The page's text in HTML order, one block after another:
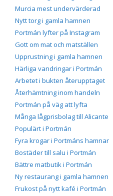
Murcia mest undervärderad
Nytt torg i gamla hamnen
Portmán lyfter på Instagram
Gott om mat och matställen
Upprustning i gamla hamnen
Härliga vandringar i Portmán
Arbetet i bukten återupptaget
Återhämtning inom handeln
Portmán på väg att lyfta
Många lågprisbolag till Alicante
Populärt i Portmán
Fyra krogar i Portmáns hamnar
Bostäder till salu i Portmán
Bättre matbutik i Portmán
Ny restaurang i gamla hamnen
Frukost på nytt kafé i Portmán